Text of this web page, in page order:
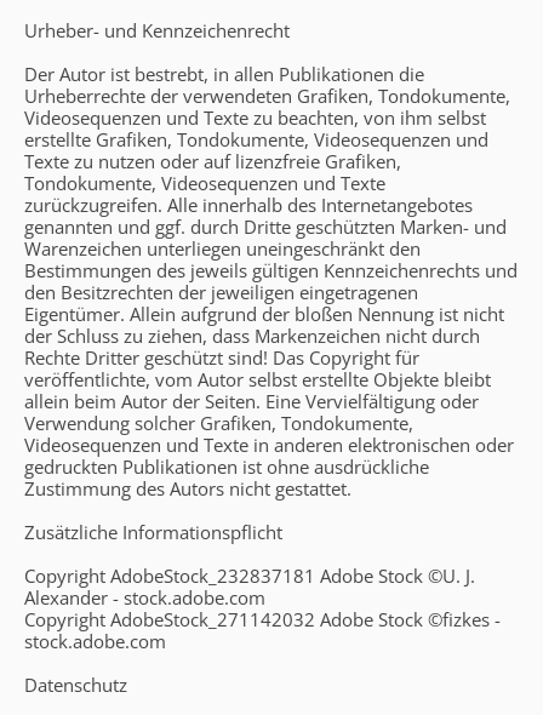
Urheber- und Kennzeichenrecht
Der Autor ist bestrebt, in allen Publikationen die
Urheberrechte der verwendeten Grafiken, Tondokumente,
Videosequenzen und Texte zu beachten, von ihm selbst
erstellte Grafiken, Tondokumente, Videosequenzen und
Texte zu nutzen oder auf lizenzfreie Grafiken,
Tondokumente, Videosequenzen und Texte
zurückzugreifen. Alle innerhalb des Internetangebotes
genannten und ggf. durch Dritte geschützten Marken- und
Warenzeichen unterliegen uneingeschränkt den
Bestimmungen des jeweils gültigen Kennzeichenrechts und
den Besitzrechten der jeweiligen eingetragenen
Eigentümer. Allein aufgrund der bloßen Nennung ist nicht
der Schluss zu ziehen, dass Markenzeichen nicht durch
Rechte Dritter geschützt sind! Das Copyright für
veröffentlichte, vom Autor selbst erstellte Objekte bleibt
allein beim Autor der Seiten. Eine Vervielfältigung oder
Verwendung solcher Grafiken, Tondokumente,
Videosequenzen und Texte in anderen elektronischen oder
gedruckten Publikationen ist ohne ausdrückliche
Zustimmung des Autors nicht gestattet.
Zusätzliche Informationspflicht
Copyright AdobeStock_232837181 Adobe Stock ©U. J.
Alexander - stock.adobe.com
Copyright AdobeStock_271142032 Adobe Stock ©fizkes -
stock.adobe.com
Datenschutz